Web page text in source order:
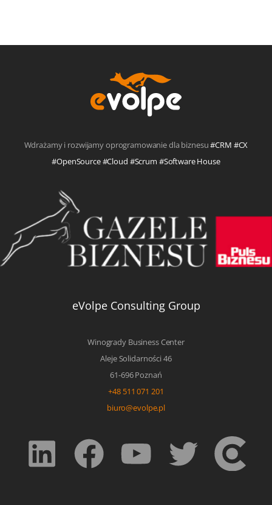
Wdrażamy i rozwijamy oprogramowanie dla biznesu#CRM #CX
#OpenSource #Cloud #Scrum #Software House
eVolpe Consulting Group
Winogrady Business Center
Aleje Solidarności 46
61-696 Poznań
+48 511 071 201
biuro@evolpe.pl